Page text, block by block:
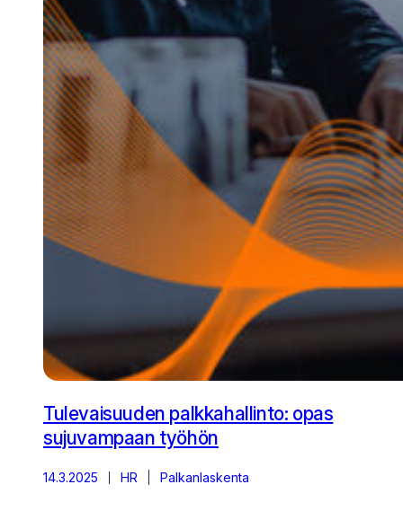
Tulevaisuuden palkkahallinto: opas
sujuvampaan työhön
14.3.2025 HR Palkanlaskenta